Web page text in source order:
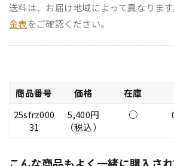
送料は、お届け地域によって異なりま
金表をご確認ください。
商品番号 価格 在庫
25sfrz000
31
5,400円
（税込）
○